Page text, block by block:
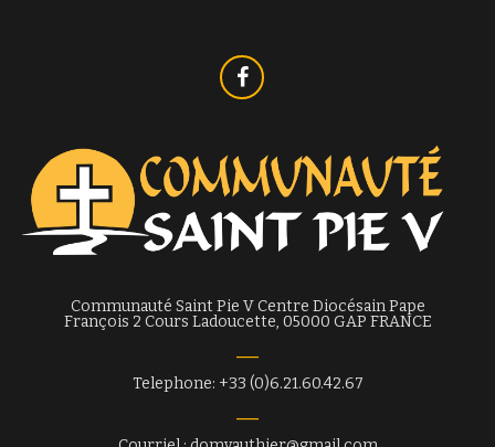
Communauté Saint Pie V Centre Diocésain Pape
François 2 Cours Ladoucette, 05000 GAP FRANCE
Telephone: +33 (0)6.21.60.42.67